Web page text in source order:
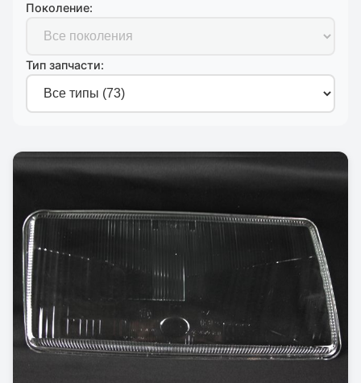
Поколение:
Тип запчасти: